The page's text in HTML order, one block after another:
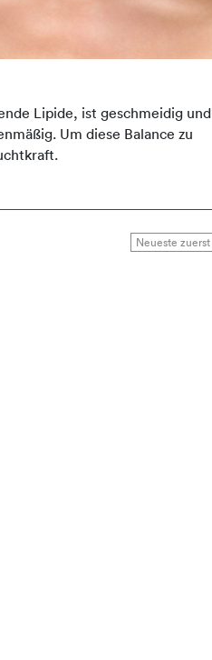
Lipide, ist geschmeidig und
Um diese Balance zu